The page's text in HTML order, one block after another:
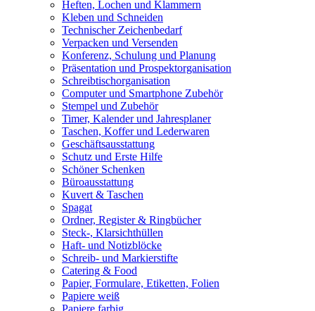
Heften, Lochen und Klammern
Kleben und Schneiden
Technischer Zeichenbedarf
Verpacken und Versenden
Konferenz, Schulung und Planung
Präsentation und Prospektorganisation
Schreibtischorganisation
Computer und Smartphone Zubehör
Stempel und Zubehör
Timer, Kalender und Jahresplaner
Taschen, Koffer und Lederwaren
Geschäftsausstattung
Schutz und Erste Hilfe
Schöner Schenken
Büroausstattung
Kuvert & Taschen
Spagat
Ordner, Register & Ringbücher
Steck-, Klarsichthüllen
Haft- und Notizblöcke
Schreib- und Markierstifte
Catering & Food
Papier, Formulare, Etiketten, Folien
Papiere weiß